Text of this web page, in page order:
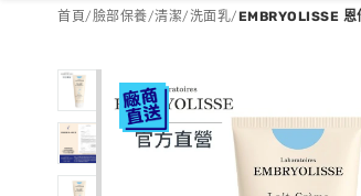
首頁/臉部保養/清潔/洗面乳/EMBRYOLISSE